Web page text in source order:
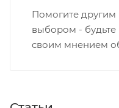
Помогите другим
выбором - будьте
своим мнением